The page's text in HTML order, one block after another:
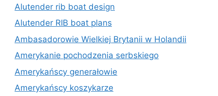
Alutender rib boat design
Alutender RIB boat plans
Ambasadorowie Wielkiej Brytanii w Holandii
Amerykanie pochodzenia serbskiego
Amerykańscy generałowie
Amerykańscy koszykarze